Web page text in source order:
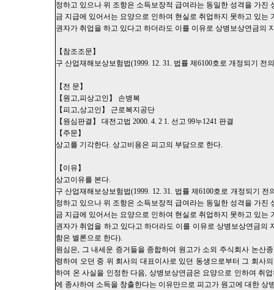
정하고 있으나 위 조항은 소득보장적 급여라는 동일한 성격을 가
금 지급에 있어서는 요양으로 인하여 현실로 취업하지 못하고 있
권자가 취업을 하고 있다고 하더라도 이를 이유로 상병보상연금의
【참조조문】
구 산업재해보상보험법(1999. 12. 31. 법률 제6100호로 개정되기 전
【전 문】
【원고,피상고인】 손병복
【피고,상고인】 근로복지공단
【원심판결】 대전고법 2000. 4. 2 1. 선고 99누1241 판결
【주문】
상고를 기각한다. 상고비용은 피고의 부담으로 한다.
【이유】
상고이유를 본다.
구 산업재해보상보험법(1999. 12. 31. 법률 제6100호로 개정되기
정하고 있으나 위 조항은 소득보장적 급여라는 동일한 성격을 가
금 지급에 있어서는 요양으로 인하여 현실로 취업하지 못하고 있
권자가 취업을 하고 있다고 하더라도 이를 이유로 상병보상연금
함은 별론으로 한다).
원심은, 그 내세운 증거들을 종합하여 원고가 소외 주식회사 논산
령하여 오던 중 위 회사의 대표이사로 있던 동생으로부터 그 회사
하여 온 사실을 인정한 다음, 상병보상연금은 요양으로 인하여 취
에 종사하여 소득을 창출한다는 이유만으로 피고가 원고에 대한